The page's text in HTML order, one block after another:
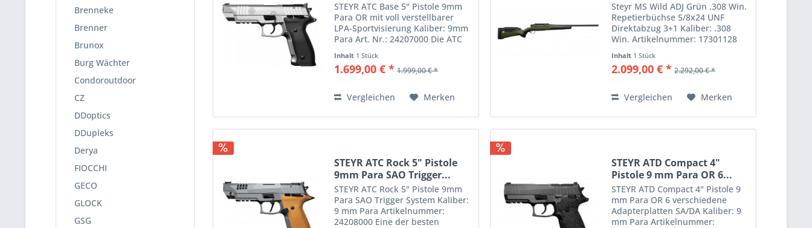
Brenneke
Brenner
Brunox
Burg Wächter
Condoroutdoor
CZ
DDoptics
DDupleks
Derya
FIOCCHI
GECO
GLOCK
GSG
STEYR ATC Base 5" Pistole 9mm
Para OR mit voll verstellbarer
LPA-Sportvisierung Kaliber: 9mm
Para Art. Nr.: 24207000 Die ATC
Pistole wurde speziell für den
Einstieg in das professionelle
Inhalt 1 Stück
1.699,00 € * 1.999,00 € *
Vergleichen Merken
Steyr MS Wild ADJ Grün .308 Win.
Repetierbüchse 5/8x24 UNF
Direktabzug 3+1 Kaliber: .308
Win. Artikelnummer: 17301128
Win.Entwickelt für den
ambitionierten, outdooraffinen,
härtesten...
Inhalt 1 Stück
2.099,00 € * 2.292,00 € *
Vergleichen Merken
STEYR ATC Rock 5" Pistole
9mm Para SAO Trigger...
STEYR ATC Rock 5" Pistole 9mm
Para SAO Trigger System Kaliber:
9 mm Para Artikelnummer:
24208000 Eine der besten
STEYR ATD Compact 4"
Pistole 9 mm Para OR 6...
STEYR ATD Compact 4" Pistole 9
mm Para OR 6 verschiedene
Adapterplatten SA/DA Kaliber: 9
mm Para Artikelnummer: